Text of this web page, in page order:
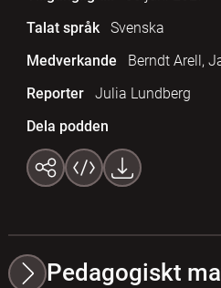
Talat språk
Svenska
Medverkande
Berndt Arell,
Reporter
Julia Lundberg
Dela podden
Pedagogiskt